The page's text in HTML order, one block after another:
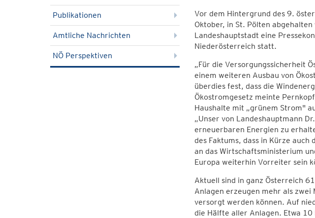
Publikationen
Amtliche Nachrichten
NÖ Perspektiven
Vor dem Hintergrund des 9.
Oktober, in St. Pölten
Landeshauptstadt eine
Niederösterreich statt.
„Für die Versorgungssicherheit
einem weiteren Ausbau von
überdies fest, dass die
Ökostromgesetz meinte
Haushalte mit „grünem Strom"
„Unser von Landeshauptmann
erneuerbaren Energien zu
des Faktums, dass in Kürze
an das Wirtschaftsministerium
Europa weiterhin Vorreiter sein
Aktuell sind in ganz Österreich
Anlagen erzeugen mehr als
versorgt werden können. Auf
die Hälfte aller Anlagen. Etwa